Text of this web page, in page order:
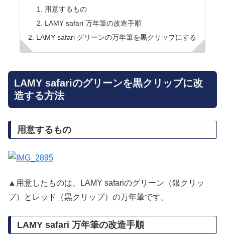
用意するもの
LAMY safari 万年筆の改造手順
LAMY safari グリーンの万年筆を黒クリップにする
LAMY safariのグリーンを黒クリップに改
造する方法
用意するもの
▲用意したものは、LAMY safariのグリーン（銀クリッ
プ）とレッド（黒クリップ）の万年筆です。
LAMY safari 万年筆の改造手順